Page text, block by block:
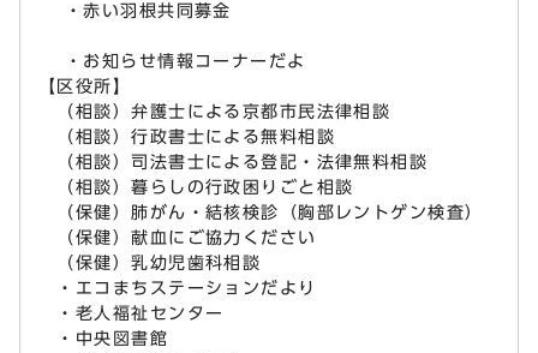
・赤い羽根共同募金
・お知らせ情報コーナーだよ
【区役所】
（相談）弁護士による京都市民法律相談
（相談）行政書士による無料相談
（相談）司法書士による登記・法律無料相談
（相談）暮らしの行政困りごと相談
（保健）肺がん・結核検診（胸部レントゲン検査）
（保健）献血にご協力ください
（保健）乳幼児歯科相談
・エコまちステーションだより
・老人福祉センター
・中央図書館